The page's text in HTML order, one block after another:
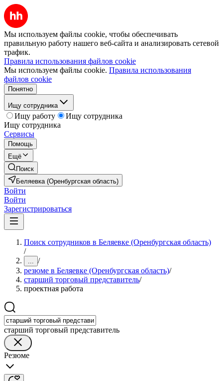
Мы используем файлы cookie, чтобы обеспечивать
правильную работу нашего веб-сайта и анализировать сетевой
трафик.
Правила использования файлов cookie
Мы используем файлы cookie. Правила использования
файлов cookie
Понятно
Ищу сотрудника
Ищу работу
Ищу сотрудника
Ищу сотрудника
Сервисы
Помощь
Ещё
Поиск
Беляевка (Оренбургская область)
Войти
Войти
Зарегистрироваться
Поиск сотрудников в Беляевке (Оренбургская область)
/
... /
резюме в Беляевке (Оренбургская область)/
старший торговый представитель/
проектная работа
старший торговый представитель
Резюме